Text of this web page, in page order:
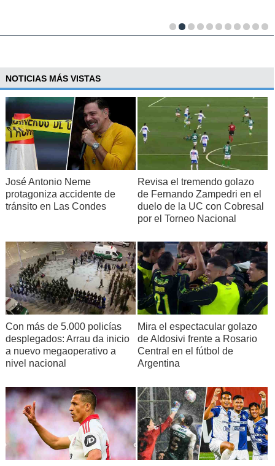
NOTICIAS MÁS VISTAS
José Antonio Neme
protagoniza accidente de
tránsito en Las Condes
Revisa el tremendo golazo
de Fernando Zampedri en el
duelo de la UC con Cobresal
por el Torneo Nacional
Con más de 5.000 policías
desplegados: Arrau da inicio
a nuevo megaoperativo a
nivel nacional
Mira el espectacular golazo
de Aldosivi frente a Rosario
Central en el fútbol de
Argentina